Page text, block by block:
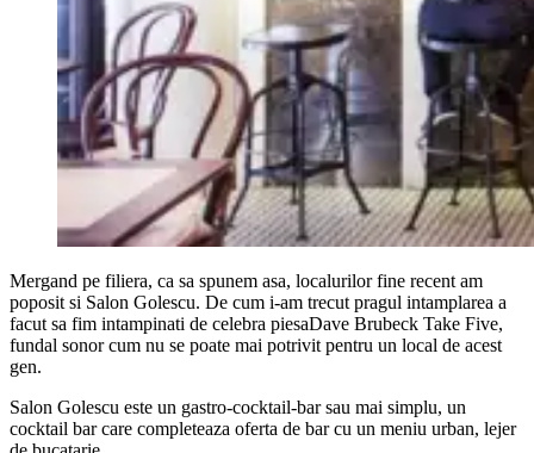
Mergand pe filiera, ca sa spunem asa, localurilor fine recent am
poposit si Salon Golescu. De cum i-am trecut pragul intamplarea a
facut sa fim intampinati de celebra piesaDave Brubeck Take Five,
fundal sonor cum nu se poate mai potrivit pentru un local de acest
gen.
Salon Golescu este un gastro-cocktail-bar sau mai simplu, un
cocktail bar care completeaza oferta de bar cu un meniu urban, lejer